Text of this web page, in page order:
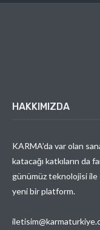
HAKKIMIZDA
KARMA’da var olan
katacağı katkıların da
günümüz teknolojisi
yeni bir platform.